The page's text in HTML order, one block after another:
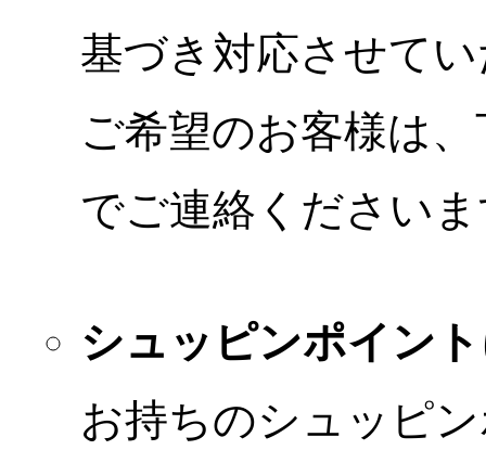
基づき対応させて
ご希望のお客様は
でご連絡ください
シュッピンポイン
お持ちのシュッピ